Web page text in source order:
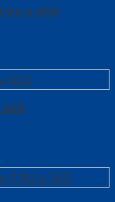
a-SGD